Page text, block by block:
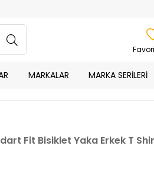
MARKALAR MARKA SERİLERİ
Fit Bisiklet Yaka Erkek T